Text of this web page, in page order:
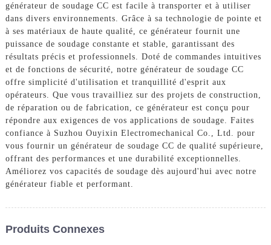
générateur de soudage CC est facile à transporter et à utiliser
dans divers environnements. Grâce à sa technologie de pointe et
à ses matériaux de haute qualité, ce générateur fournit une
puissance de soudage constante et stable, garantissant des
résultats précis et professionnels. Doté de commandes intuitives
et de fonctions de sécurité, notre générateur de soudage CC
offre simplicité d'utilisation et tranquillité d'esprit aux
opérateurs. Que vous travailliez sur des projets de construction,
de réparation ou de fabrication, ce générateur est conçu pour
répondre aux exigences de vos applications de soudage. Faites
confiance à Suzhou Ouyixin Electromechanical Co., Ltd. pour
vous fournir un générateur de soudage CC de qualité supérieure,
offrant des performances et une durabilité exceptionnelles.
Améliorez vos capacités de soudage dès aujourd'hui avec notre
générateur fiable et performant.
Produits Connexes